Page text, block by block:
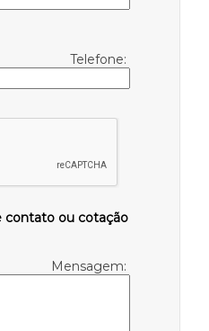
Telefone:
contato ou cotação
Mensagem: